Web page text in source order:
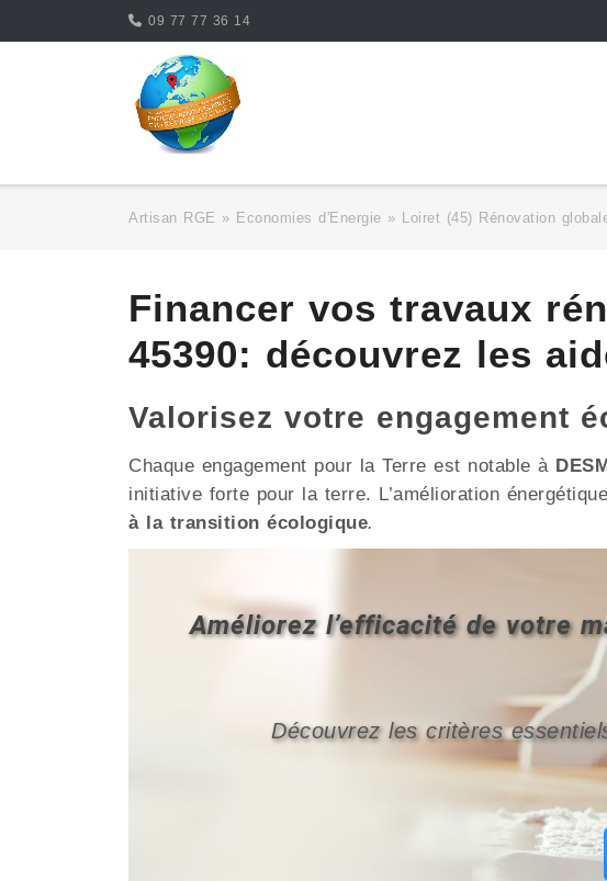
09 77 77 36 14
Artisan RGE » Economies d'Energie » Loiret (45) Rénovation
Financer vos travaux
45390: découvrez les
Valorisez votre engagement
Chaque engagement pour la Terre est notable à
initiative forte pour la terre. L’amélioration
à la transition écologique.
Améliorez l’efficacité de votre
Découvrez les critères